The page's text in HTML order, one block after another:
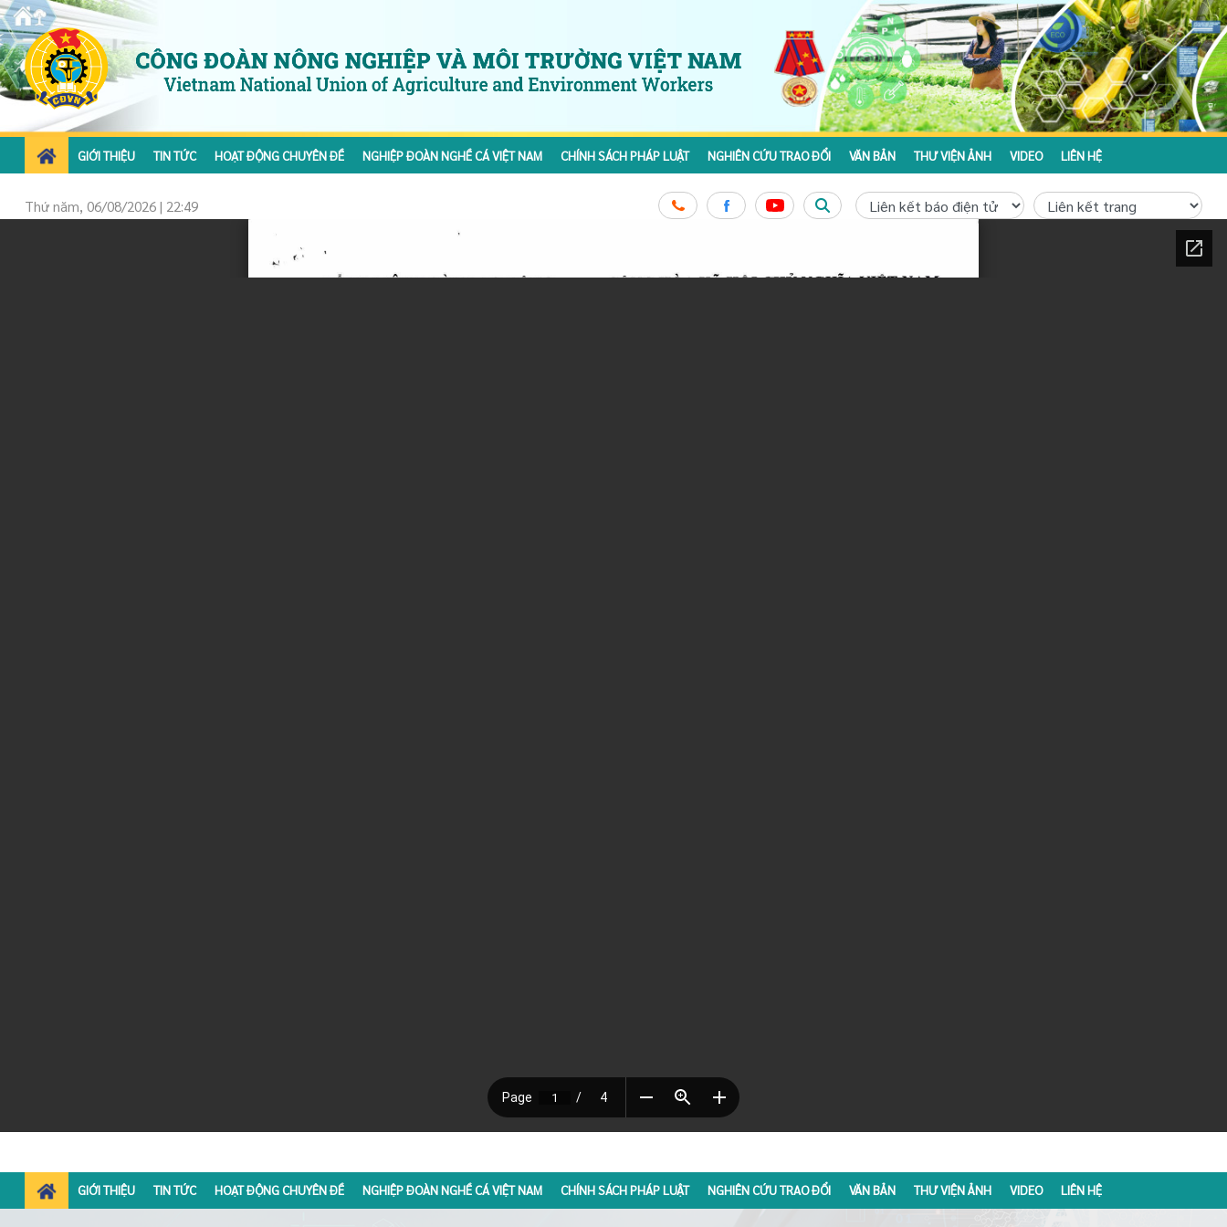
GIỚI THIỆU TIN TỨC HOẠT ĐỘNG CHUYÊN ĐỀ NGHIỆP ĐOÀN NGHỀ CÁ VIỆT NAM CHÍNH SÁCH PHÁP LUẬT NGHIÊN CỨU TRAO ĐỔI VĂN BẢN THƯ VIỆN ẢNH VIDEO LIÊN HỆ
Thứ năm, 06/08/2026 | 22:49
GIỚI THIỆU TIN TỨC HOẠT ĐỘNG CHUYÊN ĐỀ NGHIỆP ĐOÀN NGHỀ CÁ VIỆT NAM CHÍNH SÁCH PHÁP LUẬT NGHIÊN CỨU TRAO ĐỔI VĂN BẢN THƯ VIỆN ẢNH VIDEO LIÊN HỆ